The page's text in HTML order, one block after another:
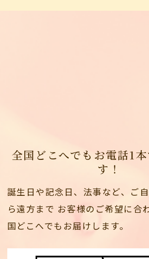
全国どこへでもお電話1
す！
誕生日や記念日、法事など、ご
ら遠方まで お客様のご希望に合
国どこへでもお届けします。